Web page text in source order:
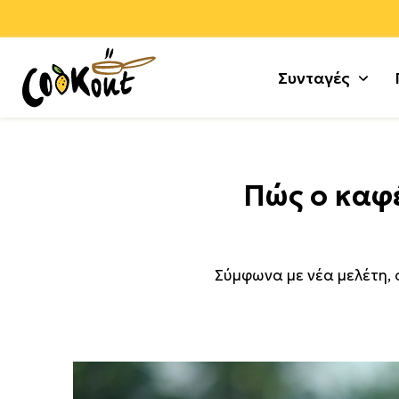
Συνταγές
Μους
Πώς ο
Σύμφωνα με νέα μελέτη,